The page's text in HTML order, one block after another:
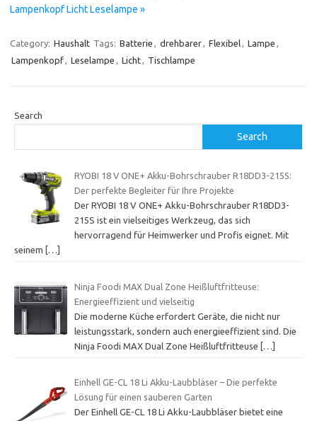
Lampenkopf Licht Leselampe »
Category: Haushalt Tags: Batterie , drehbarer, Flexibel, Lampe ,
Lampenkopf, Leselampe , Licht, Tischlampe
Search
Search
RYOBI 18 V ONE+ Akku-Bohrschrauber R18DD3-215S:
Der perfekte Begleiter für Ihre Projekte
Der RYOBI 18 V ONE+ Akku-Bohrschrauber R18DD3-
215S ist ein vielseitiges Werkzeug, das sich
hervorragend für Heimwerker und Profis eignet. Mit
seinem
[…]
Ninja Foodi MAX Dual Zone Heißluftfritteuse:
Energieeffizient und vielseitig
Die moderne Küche erfordert Geräte, die nicht nur
leistungsstark, sondern auch energieeffizient sind. Die
Ninja Foodi MAX Dual Zone Heißluftfritteuse […]
Einhell GE-CL 18 Li Akku-Laubbläser – Die perfekte
Lösung für einen sauberen Garten
Der Einhell GE-CL 18 Li Akku-Laubbläser bietet eine